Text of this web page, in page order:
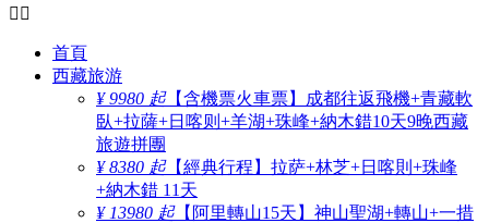
 
首頁
西藏旅游
¥ 9980 起【含機票火車票】成都往返飛機+青藏軟
臥+拉薩+日喀则+羊湖+珠峰+納木錯10天9晚西藏
旅遊拼團
¥ 8380 起【經典行程】拉萨+林芝+日喀則+珠峰
+納木錯 11天
¥ 13980 起【阿里轉山15天】神山聖湖+轉山+一措